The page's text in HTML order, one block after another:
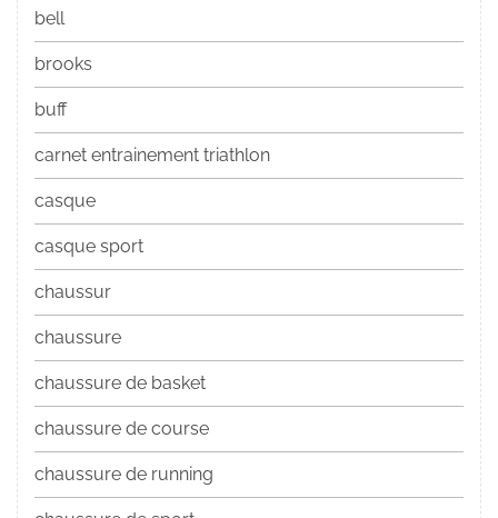
bell
brooks
buff
carnet entrainement triathlon
casque
casque sport
chaussur
chaussure
chaussure de basket
chaussure de course
chaussure de running